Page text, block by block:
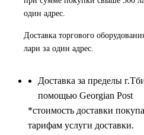
один адрес.
Доставка торгового
лари за один адрес.
Доставка за пределы
помощью Georgian Post
*cтоимость доставки
тарифам услуги доставки.